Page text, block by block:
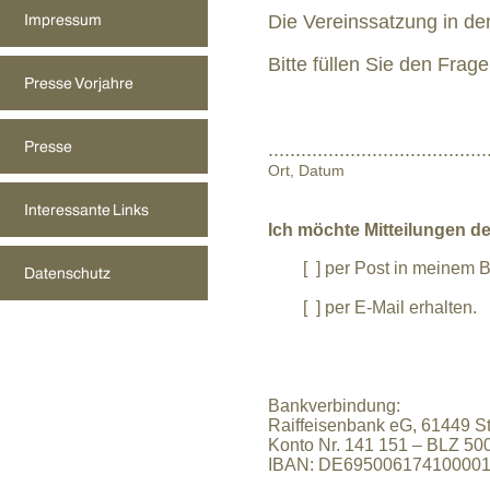
Die Vereinssatzung in
Bitte füllen Sie den
Ort,
Ich möchte Mitteilungen
[ ] per Post in meinem
[ ] per E-Mail erhalten.
Bankverbindung:
Raiffeisenbank eG, 61449
Konto Nr. 141 151 – BLZ
IBAN: